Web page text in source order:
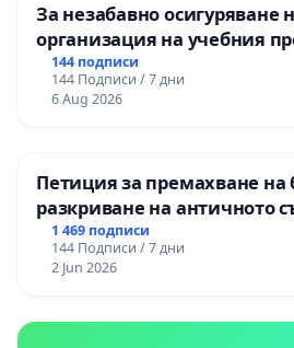
За незабавно осигуряване
организация на учебния
гарантиране на правото на
и качествено образование
ОУ „Княз Александър I“ и
144 подписи
144 Подписи / 7 дни
6 Aug 2026
Петиция за премахване на
разкриване на античното
Могиланската могила във
1 469 подписи
144 Подписи / 7 дни
2 Jun 2026